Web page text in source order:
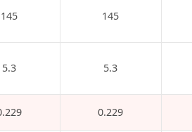
145 145
5.3 5.3
0.229